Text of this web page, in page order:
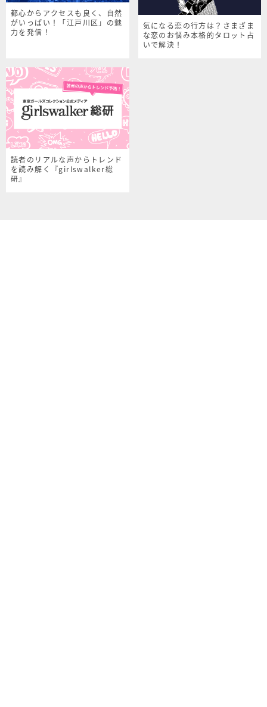
都心からアクセスも良く、自然
がいっぱい！「江戸川区」の魅
力を発信！
気になる恋の行方は？さまざま
な恋のお悩み本格的タロット占
いで解決！
読者のリアルな声からトレンド
を読み解く『girlswalker総
研』